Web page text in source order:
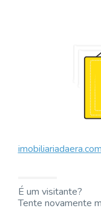
É um visitante?
Tente novamente